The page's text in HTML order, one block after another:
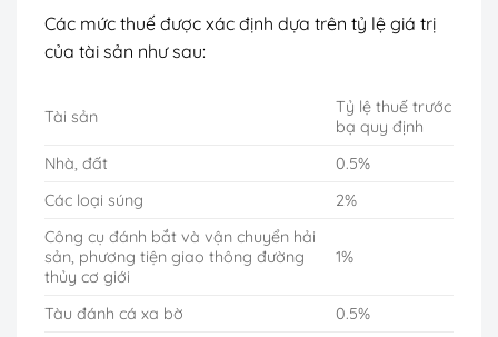
Các mức thuế được xác định dựa trên tỷ lệ giá trị
của tài sản như sau:
Tài sản
Tỷ lệ thuế trước
bạ quy định
Nhà, đất
0.5%
Các loại súng
2%
Công cụ đánh bắt và vận chuyển hải
sản, phương tiện giao thông đường
thủy cơ giới
1%
Tàu đánh cá xa bờ
0.5%